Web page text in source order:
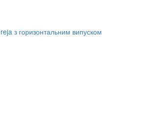
з горизонтальним випуском